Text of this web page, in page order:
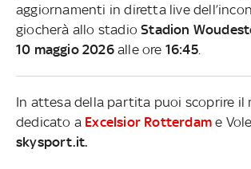
aggiornamenti in diretta live
giocherà allo stadioStadion
10 maggio 2026alle ore 16:45.
In attesa della partita puoi scoprire il
dedicato a Excelsior Rotterdam e
skysport.it.